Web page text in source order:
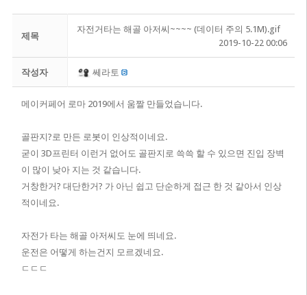
제목
자전거타는 해골 아저씨~~~~ (데이터 주의 5.1M).gif
2019-10-22 00:06
작성자 쎄라토
메이커페어 로마 2019에서 움짤 만들었습니다.
골판지?로 만든 로봇이 인상적이네요.
굳이 3D프린터 이런거 없어도 골판지로 쓱쓱 할 수 있으면 진입 장벽
이 많이 낮아 지는 것 같습니다.
거창한거? 대단한거? 가 아닌 쉽고 단순하게 접근 한 것 같아서 인상
적이네요.
자전가 타는 해골 아저씨도 눈에 띄네요.
운전은 어떻게 하는건지 모르겠네요.
ㄷㄷㄷ